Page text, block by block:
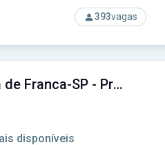
393vagas
Prefeitura de Franca-SP - Prefeitura Municipal de Franca-SP
disponíveis